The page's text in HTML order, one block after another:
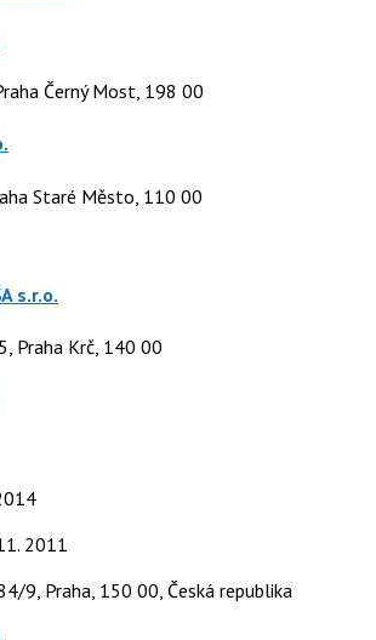
Černý Most, 198 00
Staré Město, 110 00
s.r.o.
Praha Krč, 140 00
2011
9, Praha, 150 00, Česká republika